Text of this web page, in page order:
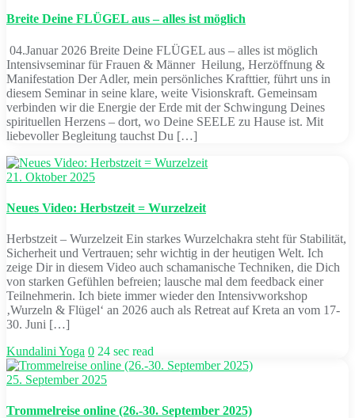
Breite Deine FLÜGEL aus – alles ist möglich
04.Januar 2026 Breite Deine FLÜGEL aus – alles ist möglich
Intensivseminar für Frauen & Männer Heilung, Herzöffnung &
Manifestation Der Adler, mein persönliches Krafttier, führt uns in
diesem Seminar in seine klare, weite Visionskraft. Gemeinsam
verbinden wir die Energie der Erde mit der Schwingung Deines
spirituellen Herzens – dort, wo Deine SEELE zu Hause ist. Mit
liebevoller Begleitung tauchst Du […]
21. Oktober 2025
Neues Video: Herbstzeit = Wurzelzeit
Herbstzeit – Wurzelzeit Ein starkes Wurzelchakra steht für Stabilität,
Sicherheit und Vertrauen; sehr wichtig in der heutigen Welt. Ich
zeige Dir in diesem Video auch schamanische Techniken, die Dich
von starken Gefühlen befreien; lausche mal dem feedback einer
Teilnehmerin. Ich biete immer wieder den Intensivworkshop
‚Wurzeln & Flügel‘ an 2026 auch als Retreat auf Kreta an vom 17-
30. Juni […]
Kundalini Yoga 0 24 sec read
25. September 2025
Trommelreise online (26.-30. September 2025)